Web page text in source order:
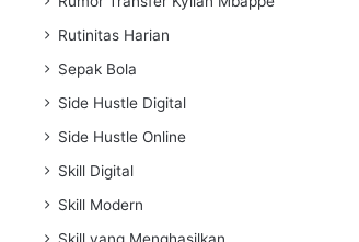
Rutinitas Harian
Sepak Bola
Side Hustle Digital
Side Hustle Online
Skill Digital
Skill Modern
Skill yang Menghasilkan